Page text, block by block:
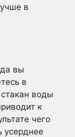
в
вы
в
воды
к
чего
усерднее